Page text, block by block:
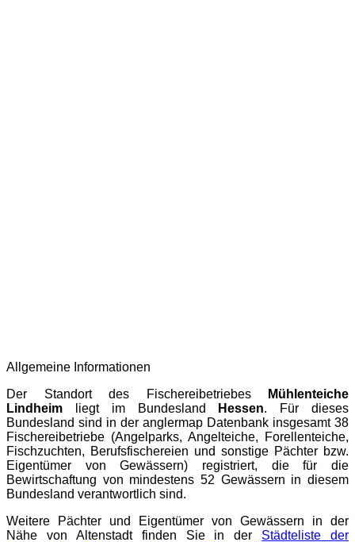
Allgemeine Informationen
Der Standort des Fischereibetriebes
Mühlenteiche
Lindheim liegt im Bundesland Hessen. Für dieses
Bundesland sind in der anglermap Datenbank insgesamt 38
Fischereibetriebe (Angelparks, Angelteiche, Forellenteiche,
Fischzuchten, Berufsfischereien und sonstige Pächter bzw.
Eigentümer von Gewässern) registriert, die für die
Bewirtschaftung von mindestens 52 Gewässern in diesem
Bundesland verantwortlich sind.
Weitere Pächter und Eigentümer von Gewässern in der
Nähe von Altenstadt finden Sie in der Städteliste der